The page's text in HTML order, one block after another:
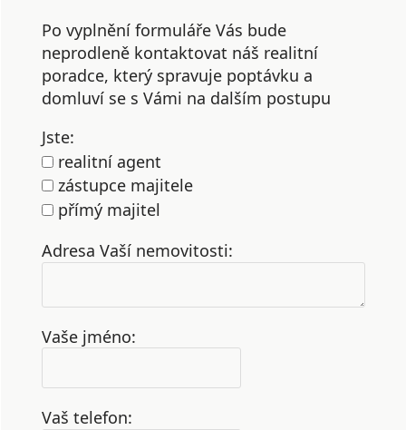
Po vyplnění formuláře Vás bude
neprodleně kontaktovat náš realitní
poradce, který spravuje poptávku a
domluví se s Vámi na dalším postupu
Jste:
realitní agent
zástupce majitele
přímý majitel
Adresa Vaší nemovitosti:
Vaše jméno:
Vaš telefon: